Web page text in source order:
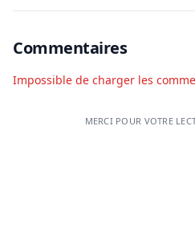
Commentaires
Impossible de charger les
MERCI POUR VOTRE